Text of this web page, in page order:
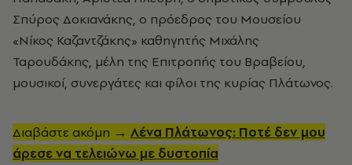
Σπύρος Δοκιανάκης, ο πρόεδρος του Μουσείου
«Νίκος Καζαντζάκης» καθηγητής Μιχάλης
Ταρουδάκης, μέλη της Επιτροπής του Βραβείου,
μουσικοί, συνεργάτες και φίλοι της κυρίας Πλάτωνος.
Διαβάστε ακόμη → Λένα Πλάτωνος: Ποτέ δεν μου
άρεσε να τελειώνω με δυστοπία